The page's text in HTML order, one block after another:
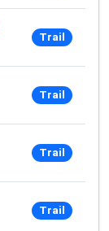
Trail
Trail
Trail
Trail